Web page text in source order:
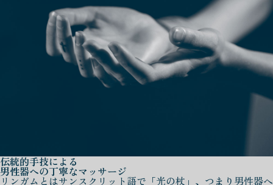
伝統的手技による
男性器への丁寧なマッサージ
リンガムとはサンスクリット語で「光の杖」、つまり男性器へ